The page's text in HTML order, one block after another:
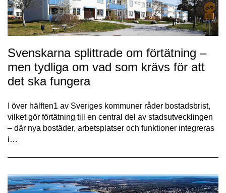
Svenskarna splittrade om förtätning –
men tydliga om vad som krävs för att
det ska fungera
I över hälften1 av Sveriges kommuner råder bostadsbrist,
vilket gör förtätning till en central del av stadsutvecklingen
– där nya bostäder, arbetsplatser och funktioner integreras
i…